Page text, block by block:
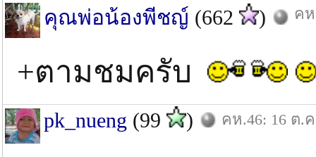
คุณพ่อน้องพีชญ์ (662 ) คห
+ตามชมครับ
pk_nueng (99 ) คห.46: 16 ต.